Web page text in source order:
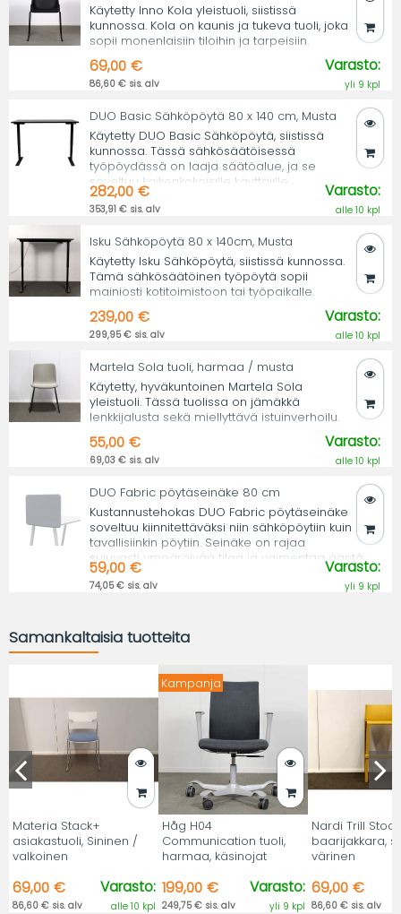
Käytetty Inno Kola yleistuoli, siistissä
kunnossa. Kola on kaunis ja tukeva tuoli, joka
sopii monenlaisiin tiloihin ja tarpeisiin.
69,00 €
86,60 € sis. alv
Varasto:
yli 9 kpl
DUO Basic Sähköpöytä 80 x 140 cm, Musta
Käytetty DUO Basic Sähköpöytä, siistissä
kunnossa. Tässä sähkösäätöisessä
työpöydässä on laaja säätöalue, ja se
soveltuu kaikenkokoisille käyttäjille.
282,00 €
353,91 € sis. alv
Varasto:
alle 10 kpl
Isku Sähköpöytä 80 x 140cm, Musta
Käytetty Isku Sähköpöytä, siistissä kunnossa.
Tämä sähkösäätöinen työpöytä sopii
mainiosti kotitoimistoon tai työpaikalle.
239,00 €
299,95 € sis. alv
Varasto:
alle 10 kpl
Martela Sola tuoli, harmaa / musta
Käytetty, hyväkuntoinen Martela Sola
yleistuoli. Tässä tuolissa on jämäkkä
lenkkijalusta sekä miellyttävä istuinverhoilu.
55,00 €
69,03 € sis. alv
Varasto:
alle 10 kpl
DUO Fabric pöytäseinäke 80 cm
Kustannustehokas DUO Fabric pöytäseinäke
soveltuu kiinnitettäväksi niin sähköpöytiin kuin
tavallisiinkin pöytiin. Seinäke on rajaa
sujuvasti ympäröivää tilaa ja vaimentaa ääntä.
59,00 €
74,05 € sis. alv
Varasto:
yli 9 kpl
Samankaltaisia tuotteita
Materia Stack+
asiakastuoli, Sininen /
valkoinen
69,00 €
86,60 € sis. alv
Varasto:
alle 10 kpl
Kampanja
Håg H04
Communication tuoli,
harmaa, käsinojat
199,00 €
249,75 € sis. alv
Varasto:
yli 9 kpl
Nardi Trill Stool
baarijakkara,
värinen
69,00 €
86,60 € sis. alv